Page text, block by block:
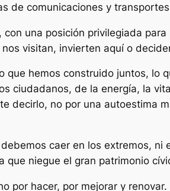
de comunicaciones y
con una posición privilegiada
visitan, invierten aquí o
que hemos construido juntos, lo
ciudadanos, de la energía, la
decirlo, no por una autoestima
caer en los extremos, ni
que niegue el gran patrimonio
por hacer, por mejorar y